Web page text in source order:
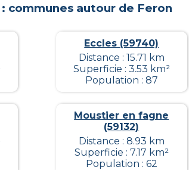
communes autour de Feron
Eccles (59740)
Distance : 15.71 km
Superficie : 3.53 km²
Population : 87
Moustier en fagne
(59132)
Distance : 8.93 km
Superficie : 7.17 km²
Population : 62